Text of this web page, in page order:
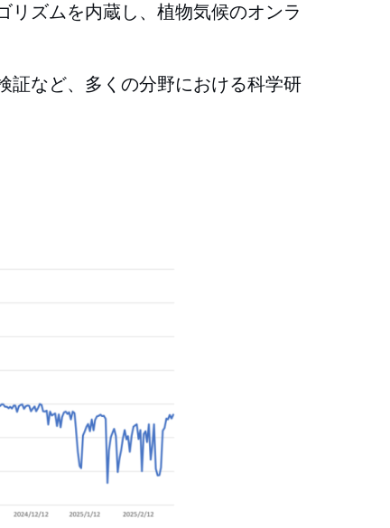
リズムを内蔵し、植物気候のオンラ
証など、多くの分野における科学研